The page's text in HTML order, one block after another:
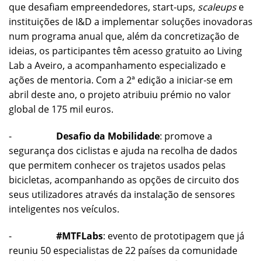
que desafiam empreendedores, start-ups, scaleupse
instituições de I&D a implementar soluções inovadoras
num programa anual que, além da concretização de
ideias, os participantes têm acesso gratuito ao Living
Lab a Aveiro, a acompanhamento especializado e
ações de mentoria. Com a 2ª edição a iniciar-se em
abril deste ano, o projeto atribuiu prémio no valor
global de 175 mil euros.
- Desafio da Mobilidade: promove a
segurança dos ciclistas e ajuda na recolha de dados
que permitem conhecer os trajetos usados pelas
bicicletas, acompanhando as opções de circuito dos
seus utilizadores através da instalação de sensores
inteligentes nos veículos.
- #MTFLabs: evento de prototipagem que já
reuniu 50 especialistas de 22 países da comunidade